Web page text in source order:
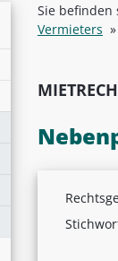
Sie befinden
Vermieters »